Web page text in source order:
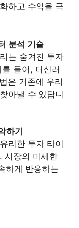
하고 수익을 극
분석 기술
는 숨겨진 투자
들어, 머신러
은 기존에 우리
아낼 수 있답니
하기
리한 투자 타이
시장의 미세한
하게 반응하는